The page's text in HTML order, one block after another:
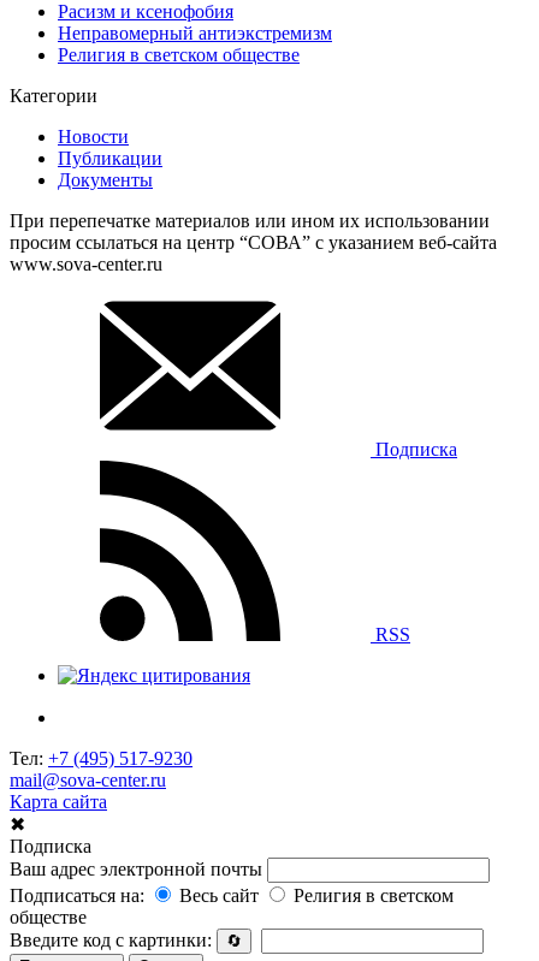
Расизм и ксенофобия
Неправомерный антиэкстремизм
Религия в светском обществе
Категории
Новости
Публикации
Документы
При перепечатке материалов или ином их использовании
просим ссылаться на центр “СОВА” с указанием веб-сайта
www.sova-center.ru
Подписка
RSS
Тел: +7 (495) 517-9230
mail@sova-center.ru
Карта сайта
✖
Подписка
Ваш адрес электронной почты
Подписаться на:
Весь сайт
Религия в светском
обществе
Введите код с картинки:
🔄